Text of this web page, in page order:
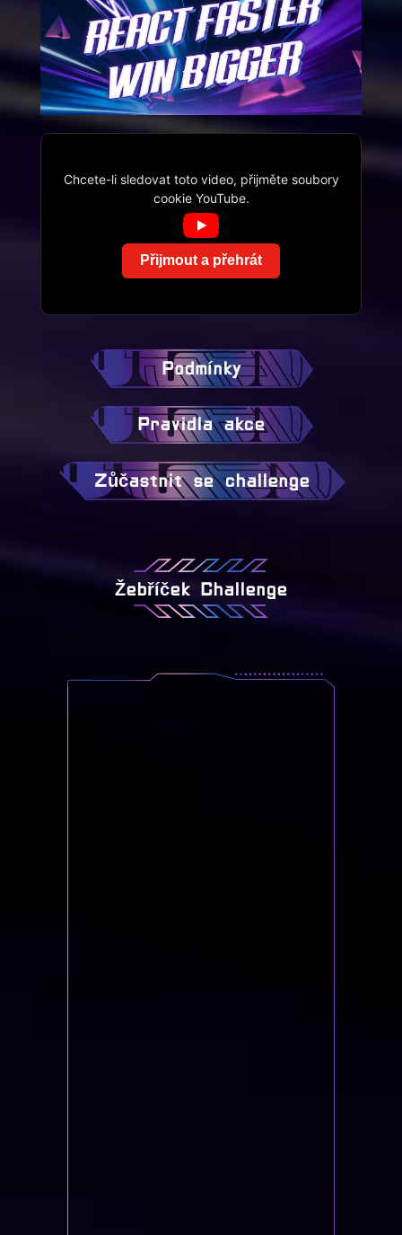
Chcete-li sledovat toto video, přijměte soubory
cookie YouTube.
Přijmout a přehrát
Podmínky
Pravidla akce
Zůčastnit se challenge
Žebříček Challenge